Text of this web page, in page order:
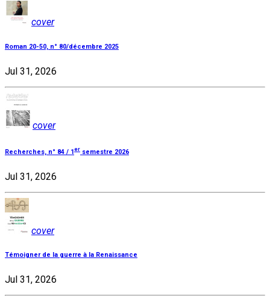
cover
Roman 20-50, n° 80/décembre 2025
Jul 31, 2026
cover
Recherches, n° 84 / 1er semestre 2026
Jul 31, 2026
cover
Témoigner de la guerre à la Renaissance
Jul 31, 2026